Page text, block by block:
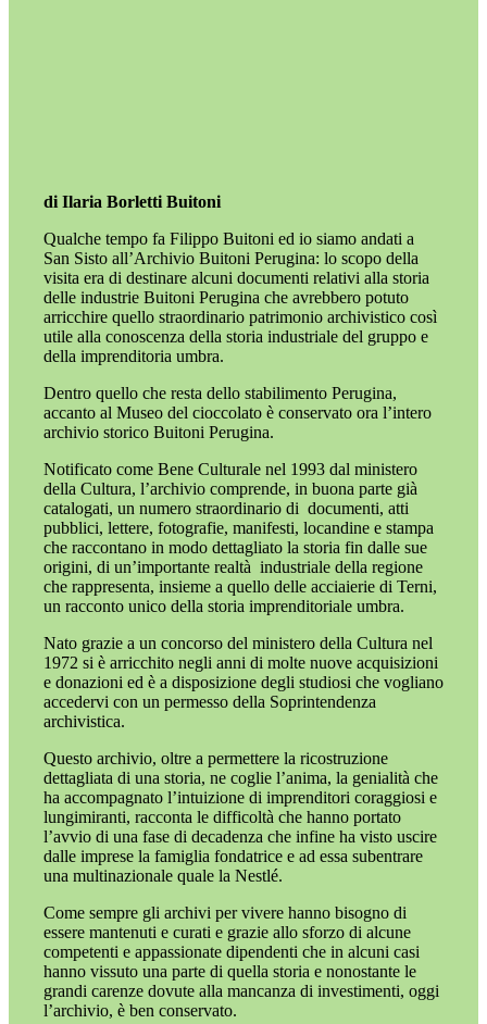
di Ilaria Borletti Buitoni
Qualche tempo fa Filippo Buitoni ed io siamo andati a
San Sisto all’Archivio Buitoni Perugina: lo scopo della
visita era di destinare alcuni documenti relativi alla storia
delle industrie Buitoni Perugina che avrebbero potuto
arricchire quello straordinario patrimonio archivistico così
utile alla conoscenza della storia industriale del gruppo e
della imprenditoria umbra.
Dentro quello che resta dello stabilimento Perugina,
accanto al Museo del cioccolato è conservato ora l’intero
archivio storico Buitoni Perugina.
Notificato come Bene Culturale nel 1993 dal ministero
della Cultura, l’archivio comprende, in buona parte già
catalogati, un numero straordinario di documenti, atti
pubblici, lettere, fotografie, manifesti, locandine e stampa
che raccontano in modo dettagliato la storia fin dalle sue
origini, di un’importante realtà industriale della regione
che rappresenta, insieme a quello delle acciaierie di Terni,
un racconto unico della storia imprenditoriale umbra.
Nato grazie a un concorso del ministero della Cultura nel
1972 si è arricchito negli anni di molte nuove acquisizioni
e donazioni ed è a disposizione degli studiosi che vogliano
accedervi con un permesso della Soprintendenza
archivistica.
Questo archivio, oltre a permettere la ricostruzione
dettagliata di una storia, ne coglie l’anima, la genialità che
ha accompagnato l’intuizione di imprenditori coraggiosi e
lungimiranti, racconta le difficoltà che hanno portato
l’avvio di una fase di decadenza che infine ha visto uscire
dalle imprese la famiglia fondatrice e ad essa subentrare
una multinazionale quale la Nestlé.
Come sempre gli archivi per vivere hanno bisogno di
essere mantenuti e curati e grazie allo sforzo di alcune
competenti e appassionate dipendenti che in alcuni casi
hanno vissuto una parte di quella storia e nonostante le
grandi carenze dovute alla mancanza di investimenti, oggi
l’archivio, è ben conservato.